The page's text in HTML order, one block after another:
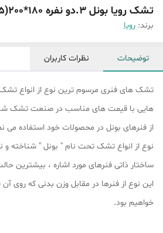
تشک رویا بونل 3.دو نفره 180*200(۵سال ضمانت)
برند: رویا
توضیحات نظرات کاربران
تشک های فنری مرسوم ترین نوع از انواع
هایی با قیمت های مناسب در صنعت تشک
از فنرهای بونل در محصولات خود استفاده می
نوع از انواع تشک تحت نام " بونل " شناخته و
ساختار ذاتی فنرهای مورد اشاره ، بیشترین
این نوع از فنرها در مقابل وزن بدنی که روی آن
خواهیم بود.